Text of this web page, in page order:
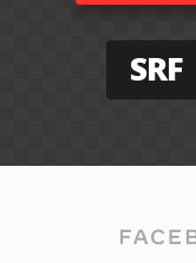
SRF